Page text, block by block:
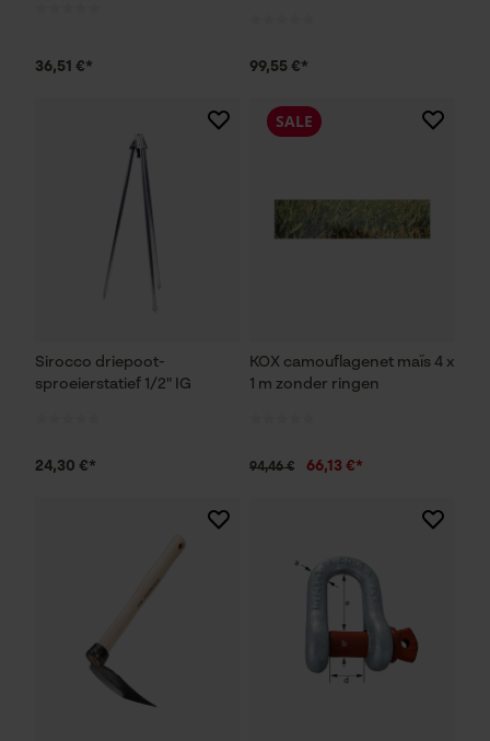
36,51 €* 99,55 €*
Sirocco driepoot-
sproeierstatief 1/2" IG
24,30 €*
KOX camouflagenet maïs 4 x
1 m zonder ringen
SALE
94,46 € 66,13 €*